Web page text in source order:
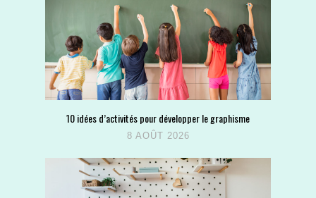
10 idées d’activités pour développer le graphisme
8 AOÛT 2026